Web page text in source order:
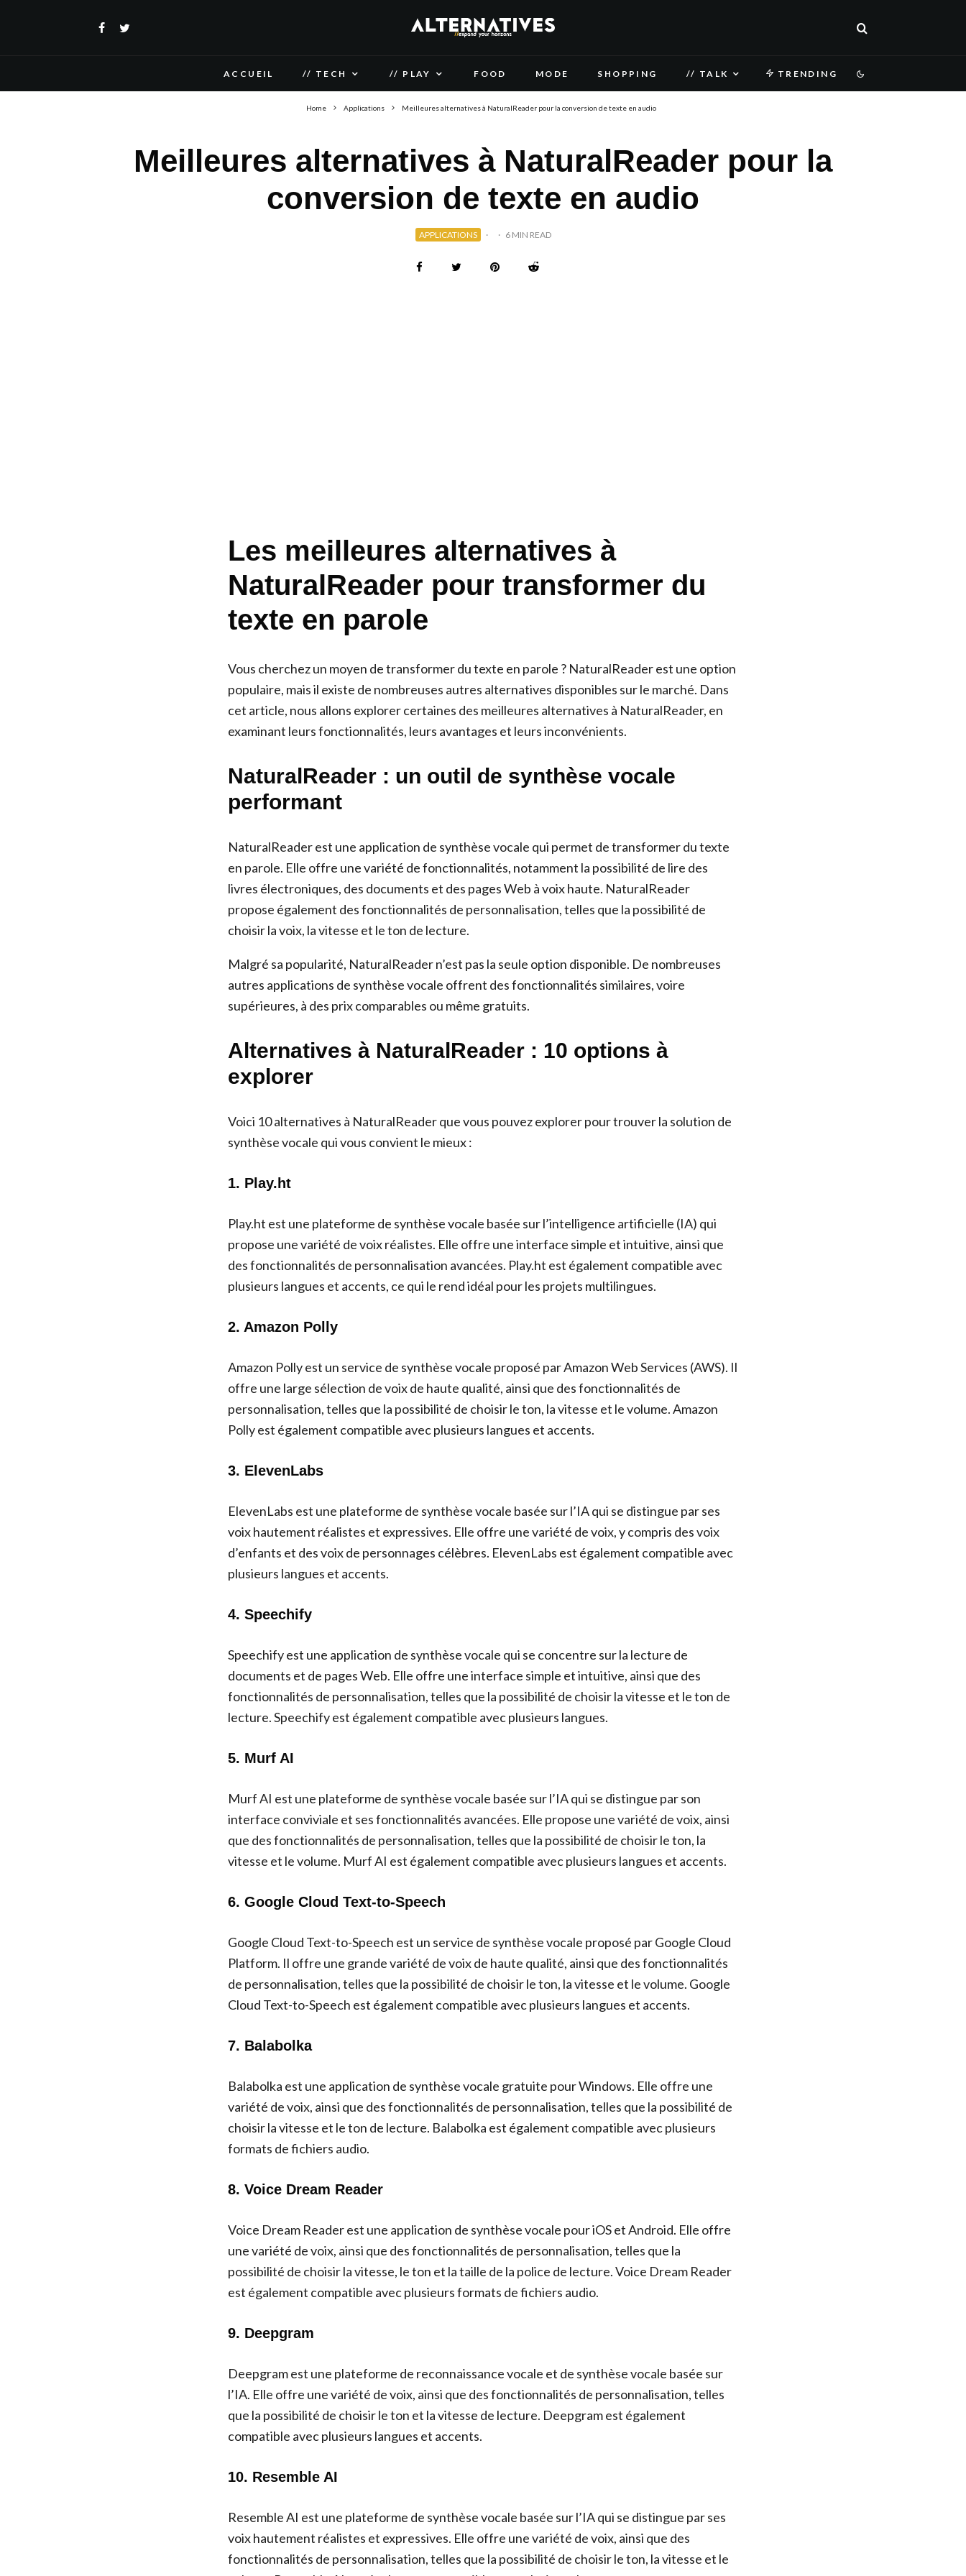
ACCUEIL // TECH // PLAY FOOD MODE SHOPPING // TALK TRENDING
Home Applications Meilleures alternatives à NaturalReader pour la conversion de texte en audio
Meilleures alternatives à NaturalReader pour la
conversion de texte en audio
APPLICATIONS · · 6 MIN READ
Les meilleures alternatives à
NaturalReader pour transformer du
texte en parole
Vous cherchez un moyen de transformer du texte en parole ? NaturalReader est une option
populaire, mais il existe de nombreuses autres alternatives disponibles sur le marché. Dans
cet article, nous allons explorer certaines des meilleures alternatives à NaturalReader, en
examinant leurs fonctionnalités, leurs avantages et leurs inconvénients.
NaturalReader : un outil de synthèse vocale
performant
NaturalReader est une application de synthèse vocale qui permet de transformer du texte
en parole. Elle offre une variété de fonctionnalités, notamment la possibilité de lire des
livres électroniques, des documents et des pages Web à voix haute. NaturalReader
propose également des fonctionnalités de personnalisation, telles que la possibilité de
choisir la voix, la vitesse et le ton de lecture.
Malgré sa popularité, NaturalReader n’est pas la seule option disponible. De nombreuses
autres applications de synthèse vocale offrent des fonctionnalités similaires, voire
supérieures, à des prix comparables ou même gratuits.
Alternatives à NaturalReader : 10 options à
explorer
Voici 10 alternatives à NaturalReader que vous pouvez explorer pour trouver la solution de
synthèse vocale qui vous convient le mieux :
1. Play.ht
Play.ht est une plateforme de synthèse vocale basée sur l’intelligence artificielle (IA) qui
propose une variété de voix réalistes. Elle offre une interface simple et intuitive, ainsi que
des fonctionnalités de personnalisation avancées. Play.ht est également compatible avec
plusieurs langues et accents, ce qui le rend idéal pour les projets multilingues.
2. Amazon Polly
Amazon Polly est un service de synthèse vocale proposé par Amazon Web Services (AWS). Il
offre une large sélection de voix de haute qualité, ainsi que des fonctionnalités de
personnalisation, telles que la possibilité de choisir le ton, la vitesse et le volume. Amazon
Polly est également compatible avec plusieurs langues et accents.
3. ElevenLabs
ElevenLabs est une plateforme de synthèse vocale basée sur l’IA qui se distingue par ses
voix hautement réalistes et expressives. Elle offre une variété de voix, y compris des voix
d’enfants et des voix de personnages célèbres. ElevenLabs est également compatible avec
plusieurs langues et accents.
4. Speechify
Speechify est une application de synthèse vocale qui se concentre sur la lecture de
documents et de pages Web. Elle offre une interface simple et intuitive, ainsi que des
fonctionnalités de personnalisation, telles que la possibilité de choisir la vitesse et le ton de
lecture. Speechify est également compatible avec plusieurs langues.
5. Murf AI
Murf AI est une plateforme de synthèse vocale basée sur l’IA qui se distingue par son
interface conviviale et ses fonctionnalités avancées. Elle propose une variété de voix, ainsi
que des fonctionnalités de personnalisation, telles que la possibilité de choisir le ton, la
vitesse et le volume. Murf AI est également compatible avec plusieurs langues et accents.
6. Google Cloud Text-to-Speech
Google Cloud Text-to-Speech est un service de synthèse vocale proposé par Google Cloud
Platform. Il offre une grande variété de voix de haute qualité, ainsi que des fonctionnalités
de personnalisation, telles que la possibilité de choisir le ton, la vitesse et le volume. Google
Cloud Text-to-Speech est également compatible avec plusieurs langues et accents.
7. Balabolka
Balabolka est une application de synthèse vocale gratuite pour Windows. Elle offre une
variété de voix, ainsi que des fonctionnalités de personnalisation, telles que la possibilité de
choisir la vitesse et le ton de lecture. Balabolka est également compatible avec plusieurs
formats de fichiers audio.
8. Voice Dream Reader
Voice Dream Reader est une application de synthèse vocale pour iOS et Android. Elle offre
une variété de voix, ainsi que des fonctionnalités de personnalisation, telles que la
possibilité de choisir la vitesse, le ton et la taille de la police de lecture. Voice Dream Reader
est également compatible avec plusieurs formats de fichiers audio.
9. Deepgram
Deepgram est une plateforme de reconnaissance vocale et de synthèse vocale basée sur
l’IA. Elle offre une variété de voix, ainsi que des fonctionnalités de personnalisation, telles
que la possibilité de choisir le ton et la vitesse de lecture. Deepgram est également
compatible avec plusieurs langues et accents.
10. Resemble AI
Resemble AI est une plateforme de synthèse vocale basée sur l’IA qui se distingue par ses
voix hautement réalistes et expressives. Elle offre une variété de voix, ainsi que des
fonctionnalités de personnalisation, telles que la possibilité de choisir le ton, la vitesse et le